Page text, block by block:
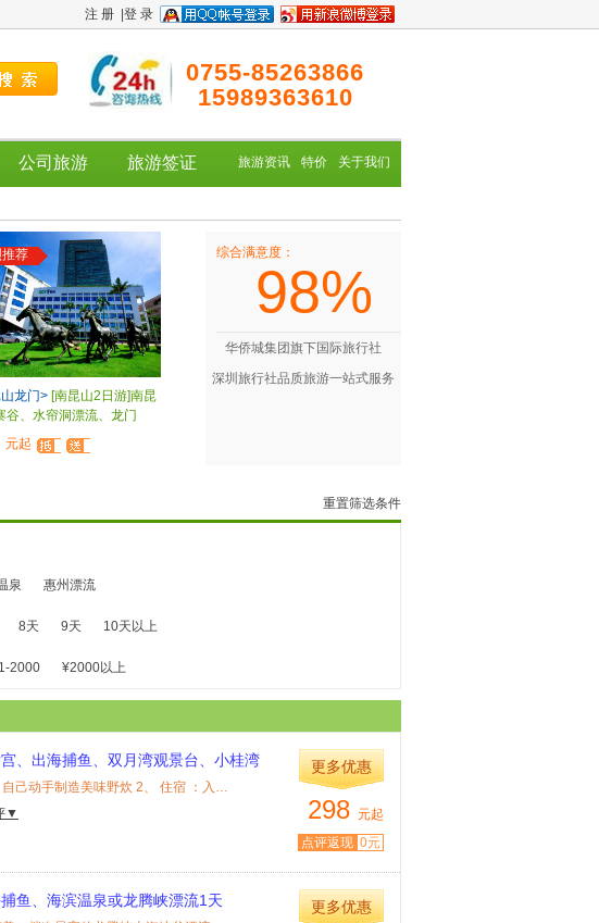
登 录
注 册
0755-85263866
15989363610
公司旅游 旅游签证 关于我们
特价
旅游资讯
荐
龙门> [南昆山2日游]南昆
谷、水帘洞漂流、龙门
元起
综合满意度：
98%
华侨城集团旗下国际旅行社
深圳旅行社品质旅游一站式服务
重置筛选条件
泉 惠州漂流
8天 9天 10天以上
2000 ¥2000以上
、出海捕鱼、双月湾观景台、小桂湾
特色： 1、 乐享 ：放松心情环海绿道单车，自己动手制造美味野炊 2、 住宿 ：入住巽...
▼
更多优惠
298 元起
点评返现 0元
鱼、海滨温泉或龙腾峡漂流1天 更多优惠